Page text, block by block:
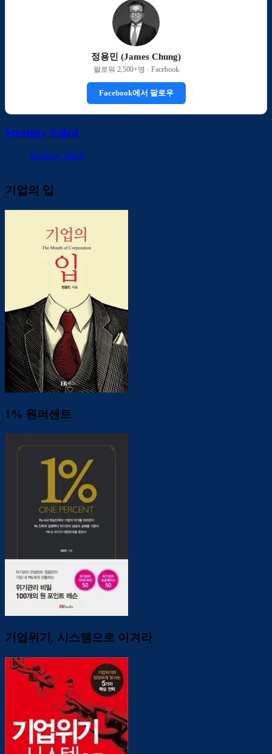
정용민 (James Chung)
팔로워 2,500+명 · Facebook
Facebook에서 팔로우
Strategy Salad
Strategy Salad
기업의 입
1% 원퍼센트
기업위기, 시스템으로 이겨라